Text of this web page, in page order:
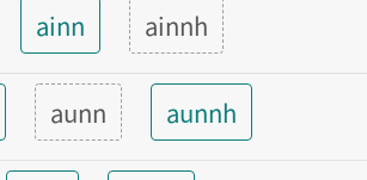
ainn ainnh
aunn aunnh